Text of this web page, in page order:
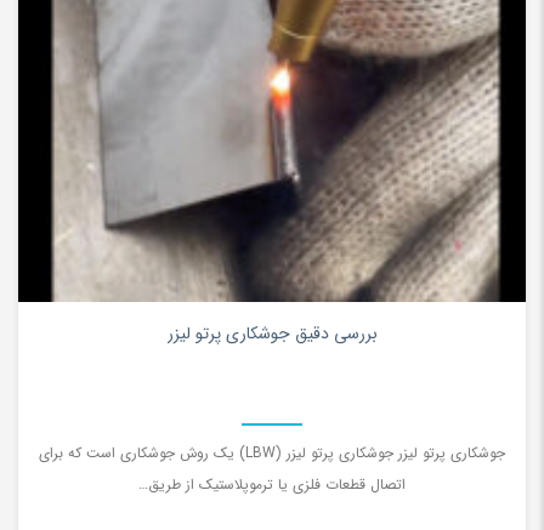
بررسی دقیق جوشکاری پرتو لیزر
جوشکاری پرتو لیزر جوشکاری پرتو لیزر (LBW) یک روش جوشکاری است که برای
اتصال قطعات فلزی یا ترموپلاستیک از طریق…